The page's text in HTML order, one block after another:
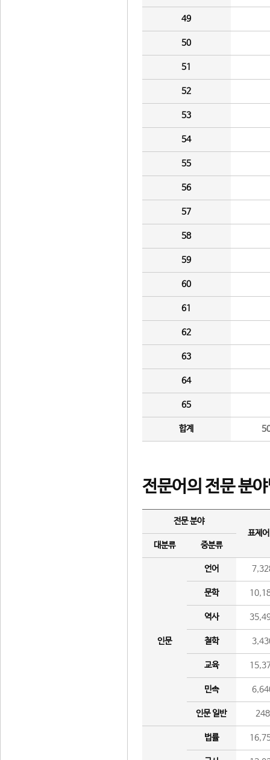
49
50
51
52
53
54
55
56
57
58
59
60
61
62
63
64
65
합계
전문어의 전문 분
전문 분야
표제
대분류
중분류
인문
언어
문학
역사
철학
교육
민속
인문 일반 248
법률